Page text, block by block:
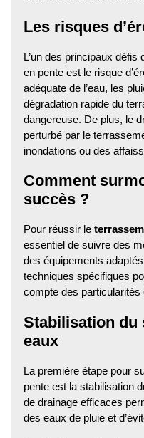
Les risques
L’un des principaux défis
en pente est le risque
adéquate de l’eau, les
dégradation rapide du
dangereuse. De plus, le
perturbé par le
inondations ou des
Comment
succès ?
Pour réussir le
essentiel de suivre des
des équipements
techniques spécifiques
compte des particularités
Stabilisation du
eaux
La première étape pour
pente est la stabilisation
de drainage efficaces
des eaux de pluie et